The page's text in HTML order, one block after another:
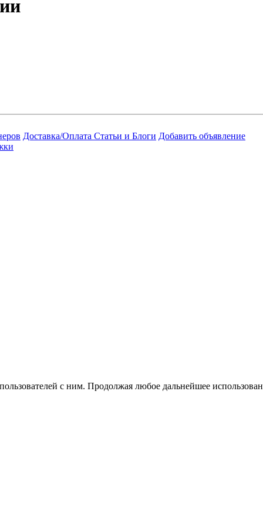
Доставка/Оплата Статьи и Блоги Добавить объявление
с ним. Продолжая любое дальнейшее